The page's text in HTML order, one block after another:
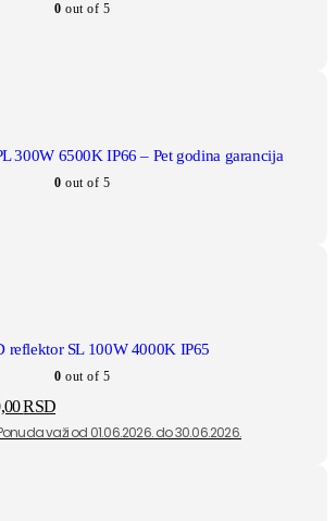
0 out of 5
300W 6500K IP66 – Pet godina garancija
0 out of 5
reflektor SL 100W 4000K IP65
0 out of 5
RSD